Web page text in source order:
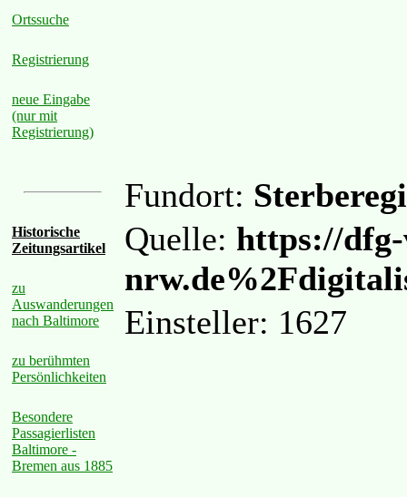
Ortssuche
Registrierung
neue Eingabe
(nur mit
Registrierung)
Historische
Zeitungsartikel
zu
Auswanderungen
nach Baltimore
zu berühmten
Persönlichkeiten
Besondere
Passagierlisten
Baltimore -
Bremen aus 1885
Fundort:
Quelle: https://
Einsteller: 1627